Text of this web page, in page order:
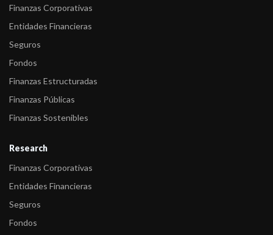
Finanzas Corporativas
Entidades Financieras
Seguros
Fondos
Finanzas Estructuradas
Finanzas Públicas
Finanzas Sostenibles
Research
Finanzas Corporativas
Entidades Financieras
Seguros
Fondos